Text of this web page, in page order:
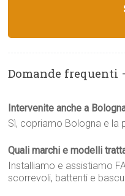
Domande frequenti
Intervenite anche a
Sì, copriamo Bologna e la
Quali marchi e modelli
Installiamo e assistiamo
scorrevoli, battenti e